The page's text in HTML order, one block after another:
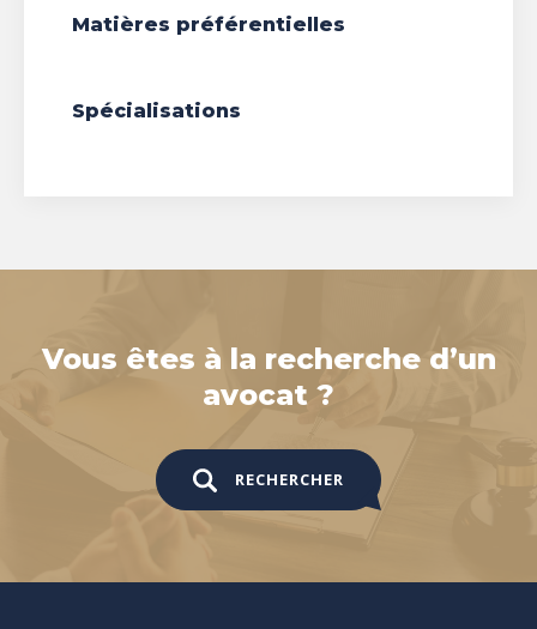
Matières préférentielles
Spécialisations
Vous êtes à la recherche d’un
avocat ?
RECHERCHER